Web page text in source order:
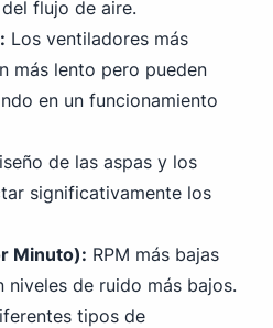
flujo de aire.
Los ventiladores más
más lento pero pueden
en un funcionamiento
de las aspas y los
significativamente los
Minuto): RPM más bajas
niveles de ruido más bajos.
tipos de